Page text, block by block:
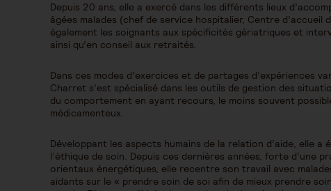
Depuis 20 ans, elle a exercé dans les différents lieux
âgées malades (chef de service hospitalier, Centre d’accueil
également les soignants aux spécificités gériatriques et
ainsi qu’en conseil aux retraités.
Dans ces modes d’exercices et de partages d’expériences
Charret s’est spécialisé dans les outils de gestion des
du comportement en ayant recours, le moins souvent
médicamenteux.
Développant les aspects humains de la relation d’aide, elle a
l’éthique de soin. Depuis ces dernières années, forte d’une
orientaux énergétiques, elle recentre son travail avec
aidants sur le « prendre soin de soi afin de mieux prendre